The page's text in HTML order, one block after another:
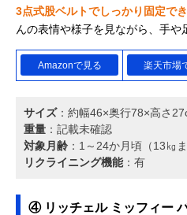
3点式股ベルトでしっかり固定でき
んの表情や様子を見ながら、手や
Amazonで見る 楽天市場
サイズ：約幅46×奥行78×高さ
重量 ：記載未確認
対象月齢 ：1～24か月頃（13㎏ま
リクライニング機能：有
④ リッチェル ミッフィー